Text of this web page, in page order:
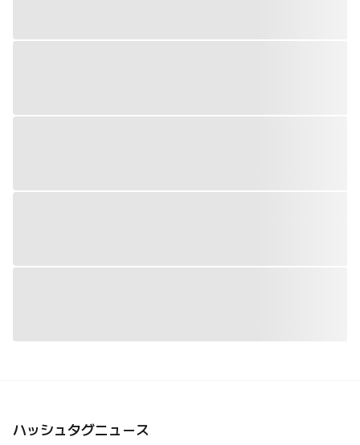
ハッシュタグニュース